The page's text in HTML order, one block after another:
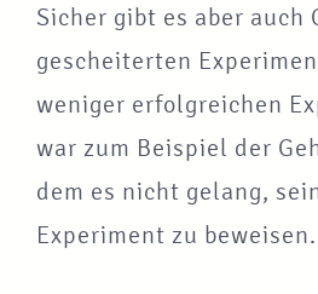
Sicher gibt es aber auch
gescheiterten
weniger erfolgreichen
war zum Beispiel der
dem es nicht gelang,
Experiment zu beweisen.